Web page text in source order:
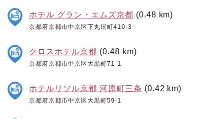
ホテル グラン・エムズ京都 (0.48 km)
京都府京都市中京区下丸屋町410-3
クロスホテル京都 (0.48 km)
京都府京都市中京区大黒町71-1
ホテルリソル京都 河原町三条 (0.42 km)
京都府京都市中京区大黒町59-1